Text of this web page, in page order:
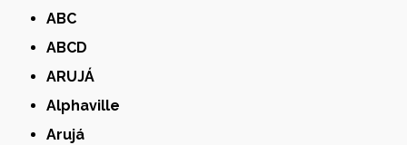
ABC
ABCD
ARUJÁ
Alphaville
Arujá